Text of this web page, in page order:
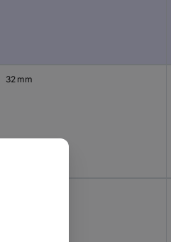
32 mm